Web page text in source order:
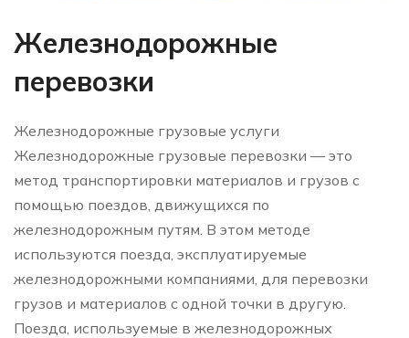
Железнодорожные
перевозки
Железнодорожные грузовые услуги
Железнодорожные грузовые перевозки — это
метод транспортировки материалов и грузов с
помощью поездов, движущихся по
железнодорожным путям. В этом методе
используются поезда, эксплуатируемые
железнодорожными компаниями, для перевозки
грузов и материалов с одной точки в другую.
Поезда, используемые в железнодорожных